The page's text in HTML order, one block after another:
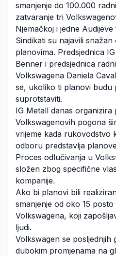
smanjenje do 100.000
zatvaranje tri
Njemačkoj i jedne Audijeve
Sindikati su najavili
planovima. Predsjednica
Benner i predsjednica
Volkswagena Daniela
se, ukoliko ti planovi budu
suprotstaviti.
IG Metall danas
Volkswagenovih pogona
vrijeme kada rukovodstvo
odboru predstavlja
Proces odlučivanja u
složen zbog specifične
kompanije.
Ako bi planovi bili
smanjenje od oko 15
Volkswagena, koji
ljudi.
Volkswagen se posljednjih
dubokim promjenama na